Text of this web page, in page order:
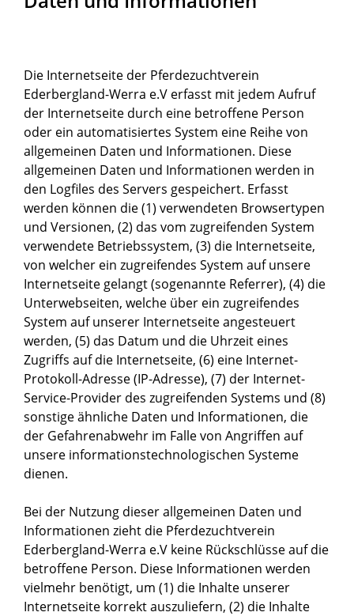
Die Internetseite der Pferdezuchtverein
Ederbergland-Werra e.V erfasst mit jedem Aufruf
der Internetseite durch eine betroffene Person
oder ein automatisiertes System eine Reihe von
allgemeinen Daten und Informationen. Diese
allgemeinen Daten und Informationen werden in
den Logfiles des Servers gespeichert. Erfasst
werden können die (1) verwendeten Browsertypen
und Versionen, (2) das vom zugreifenden System
verwendete Betriebssystem, (3) die Internetseite,
von welcher ein zugreifendes System auf unsere
Internetseite gelangt (sogenannte Referrer), (4) die
Unterwebseiten, welche über ein zugreifendes
System auf unserer Internetseite angesteuert
werden, (5) das Datum und die Uhrzeit eines
Zugriffs auf die Internetseite, (6) eine Internet-
Protokoll-Adresse (IP-Adresse), (7) der Internet-
Service-Provider des zugreifenden Systems und (8)
sonstige ähnliche Daten und Informationen, die
der Gefahrenabwehr im Falle von Angriffen auf
unsere informationstechnologischen Systeme
dienen.
Bei der Nutzung dieser allgemeinen Daten und
Informationen zieht die Pferdezuchtverein
Ederbergland-Werra e.V keine Rückschlüsse auf die
betroffene Person. Diese Informationen werden
vielmehr benötigt, um (1) die Inhalte unserer
Internetseite korrekt auszuliefern, (2) die Inhalte